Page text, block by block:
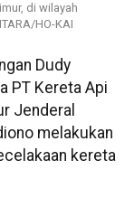
di wilayah
HO-KAI
Dudy
PT Kereta Api
Jenderal
melakukan
kereta